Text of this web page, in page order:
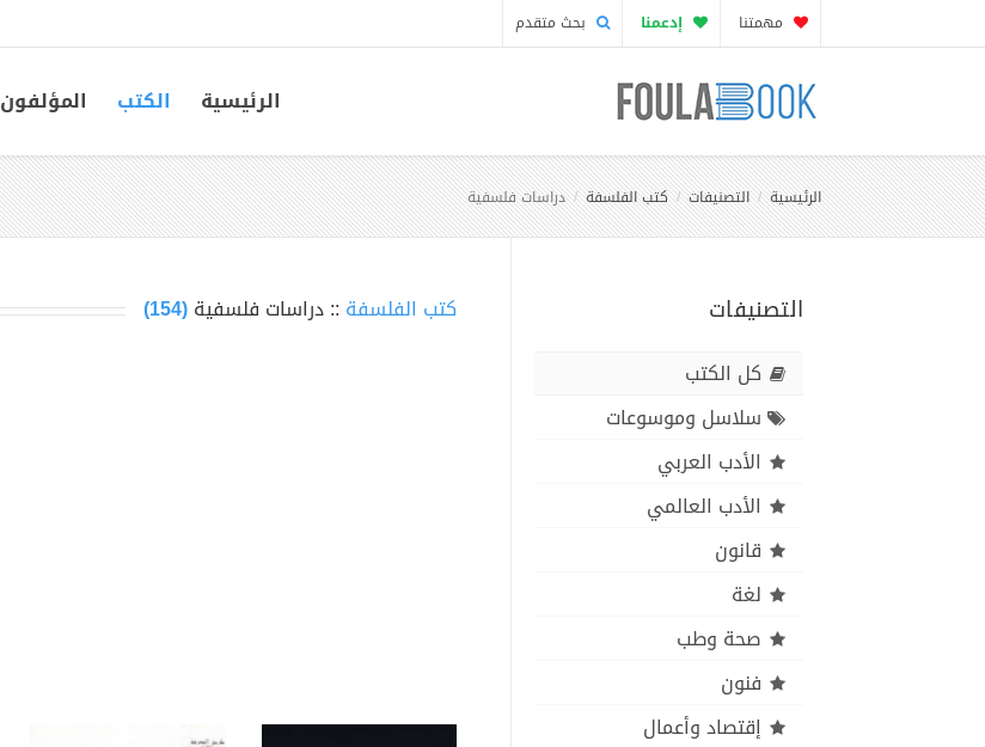
مهمتنا إدعمنا بحث متقدم
الرئيسية الكتب المؤلفون
الرئيسية التصنيفات كتب الفلسفة دراسات فلسفية
التصنيفات
كل الكتب
سلاسل وموسوعات
الأدب العربي
الأدب العالمي
قانون
لغة
صحة وطب
فنون
إقتصاد وأعمال
كتب الفلسفة :: دراسات فلسفية(154)